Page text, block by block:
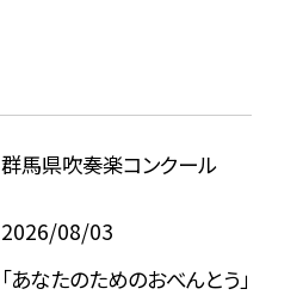
群馬県吹奏楽コンクール
2026/08/03
「あなたのためのおべんとう」